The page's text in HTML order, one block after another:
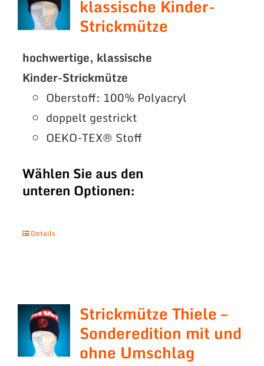
klassische Kinder-
Strickmütze
hochwertige, klassische
Kinder-Strickmütze
Oberstoff: 100% Polyacryl
doppelt gestrickt
OEKO-TEX® Stoff
Wählen Sie aus den
unteren Optionen:
Details
Strickmütze Thiele –
Sonderedition mit und
ohne Umschlag